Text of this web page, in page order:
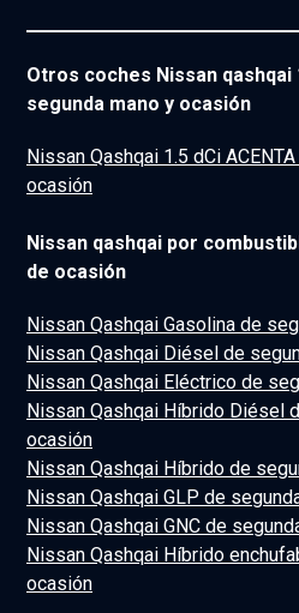
Otros coches Nissan qashqai
segunda mano y ocasión
Nissan Qashqai 1.5 dCi
ocasión
Nissan qashqai por
de ocasión
Nissan Qashqai Gasolina de
Nissan Qashqai Diésel de
Nissan Qashqai Eléctrico de
Nissan Qashqai Híbrido Diésel
ocasión
Nissan Qashqai Híbrido de
Nissan Qashqai GLP de
Nissan Qashqai GNC de
Nissan Qashqai Híbrido
ocasión